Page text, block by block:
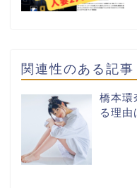
関連性のある記事
橋本環
る理由